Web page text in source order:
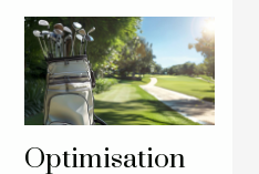
Optimisation